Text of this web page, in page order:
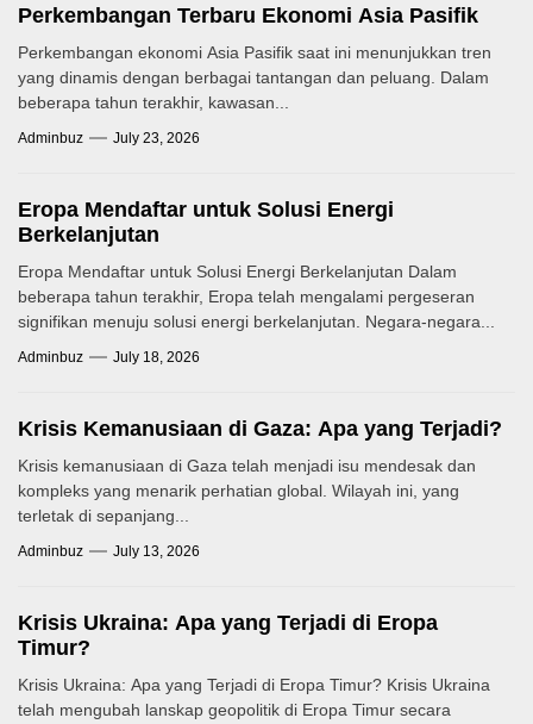
Perkembangan Terbaru Ekonomi Asia Pasifik
Perkembangan ekonomi Asia Pasifik saat ini menunjukkan tren
yang dinamis dengan berbagai tantangan dan peluang. Dalam
beberapa tahun terakhir, kawasan...
Adminbuz July 23, 2026
Eropa Mendaftar untuk Solusi Energi
Berkelanjutan
Eropa Mendaftar untuk Solusi Energi Berkelanjutan Dalam
beberapa tahun terakhir, Eropa telah mengalami pergeseran
signifikan menuju solusi energi berkelanjutan. Negara-negara...
Adminbuz July 18, 2026
Krisis Kemanusiaan di Gaza: Apa yang Terjadi?
Krisis kemanusiaan di Gaza telah menjadi isu mendesak dan
kompleks yang menarik perhatian global. Wilayah ini, yang
terletak di sepanjang...
Adminbuz July 13, 2026
Krisis Ukraina: Apa yang Terjadi di Eropa
Timur?
Krisis Ukraina: Apa yang Terjadi di Eropa Timur? Krisis Ukraina
telah mengubah lanskap geopolitik di Eropa Timur secara